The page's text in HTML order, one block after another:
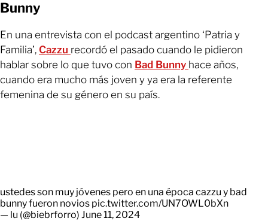
Bunny
En una entrevista con el podcast argentino ‘Patria y
Familia’, Cazzu recordó el pasado cuando le pidieron
hablar sobre lo que tuvo con Bad Bunny hace años,
cuando era mucho más joven y ya era la referente
femenina de su género en su país.
ustedes son muy jóvenes pero en una época cazzu y bad
bunny fueron novios pic.twitter.com/UN7OWL0bXn
— lu (@biebrforro) June 11, 2024